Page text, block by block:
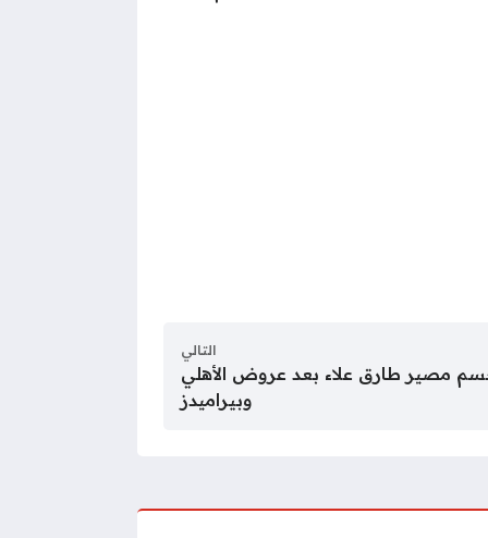
التالي
مصير طارق علاء بعد عروض الأهلي
وبيراميدز